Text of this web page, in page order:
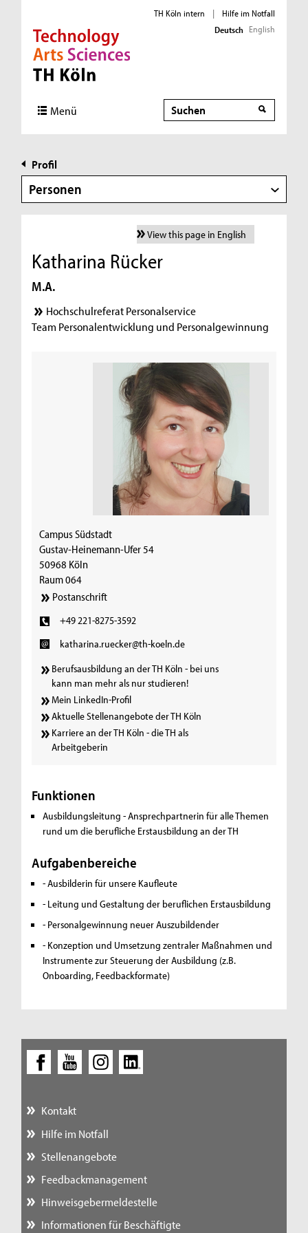
Direkt zur Hauptnavigation
Direkt zur Subnavigation
Direkt zum Inhalt
Direkt zum Fußbereich
TH Köln intern |
Hilfe im Notfall
Deutsch English
Menü Suche
Profil
Personen
View this page in English
Katharina Rücker
M.A.
Hochschulreferat Personalservice
Team Personalentwicklung und Personalgewinnung
Campus Südstadt
Gustav-Heinemann-Ufer 54
50968 Köln
Raum 064
Postanschrift
+49 221-8275-3592
katharina.ruecker@th-koeln.de
Berufsausbildung an der TH Köln - bei uns
kann man mehr als nur studieren!
Mein LinkedIn-Profil
Aktuelle Stellenangebote der TH Köln
Karriere an der TH Köln - die TH als
Arbeitgeberin
Funktionen
Ausbildungsleitung - Ansprechpartnerin für alle Themen
rund um die berufliche Erstausbildung an der TH
Aufgabenbereiche
- Ausbilderin für unsere Kaufleute
- Leitung und Gestaltung der beruflichen Erstausbildung
- Personalgewinnung neuer Auszubildender
- Konzeption und Umsetzung zentraler Maßnahmen und
Instrumente zur Steuerung der Ausbildung (z.B.
Onboarding, Feedbackformate)
Kontakt
Hilfe im Notfall
Stellenangebote
Feedbackmanagement
Hinweisgebermeldestelle
Informationen für Beschäftigte